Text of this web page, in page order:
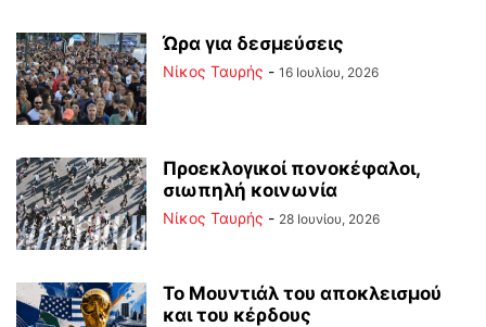
Ώρα για δεσμεύσεις
Νίκος Ταυρής - 16 Ιουλίου, 2026
Προεκλογικοί πονοκέφαλοι,
σιωπηλή κοινωνία
Νίκος Ταυρής - 28 Ιουνίου, 2026
Το Μουντιάλ του αποκλεισμού
και του κέρδους